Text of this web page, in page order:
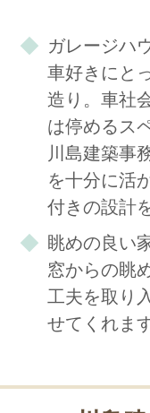
ガレージハ
車好きにと
造り。車社
は停めるス
川島建築事
を十分に活
付きの設計
眺めの良い
窓からの眺
工夫を取り
せてくれます